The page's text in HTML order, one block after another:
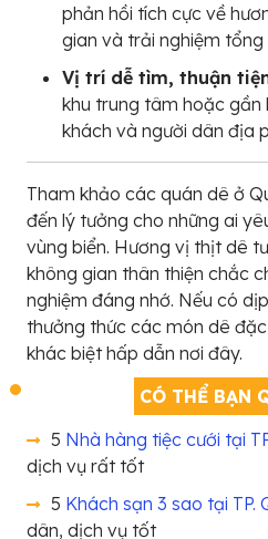
phản hồi tích cực về
gian và trải nghiệm tổng
Vị trí dễ tìm, thuận
khu trung tâm hoặc gần
khách và người dân địa
Tham khảo các quán dê ở
đến lý tưởng cho những ai
vùng biển. Hương vị thịt dê
không gian thân thiện chắc
nghiệm đáng nhớ. Nếu có
thưởng thức các món dê
khác biệt hấp dẫn nơi đây.
CÓ THỂ BẠN
5 Nhà hàng tiệc cưới tại
dịch vụ rất tốt
5 Khách sạn 3 sao tại TP.
dân, dịch vụ tốt